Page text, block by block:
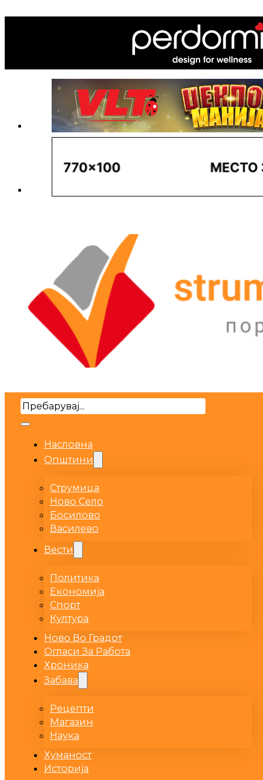
Search
Насловна
Општини
Струмица
Ново Село
Босилово
Василево
Вести
Политика
Економија
Спорт
Култура
Ново Во Градот
Огласи За Работа
Хроника
Забава
Рецепти
Магазин
Наука
Хуманост
Историја